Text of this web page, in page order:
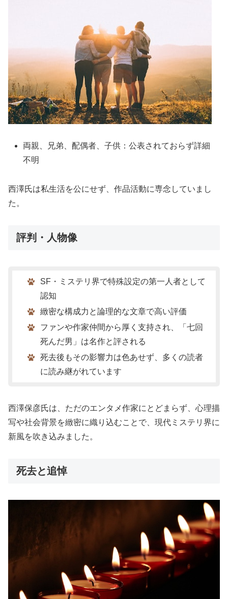
両親、兄弟、配偶者、子供：公表されておらず詳細
不明
西澤氏は私生活を公にせず、作品活動に専念していまし
た。
評判・人物像
SF・ミステリ界で特殊設定の第一人者として
認知
緻密な構成力と論理的な文章で高い評価
ファンや作家仲間から厚く支持され、「七回
死んだ男」は名作と評される
死去後もその影響力は色あせず、多くの読者
に読み継がれています
西澤保彦氏は、ただのエンタメ作家にとどまらず、心理描
写や社会背景を緻密に織り込むことで、現代ミステリ界に
新風を吹き込みました。
死去と追悼